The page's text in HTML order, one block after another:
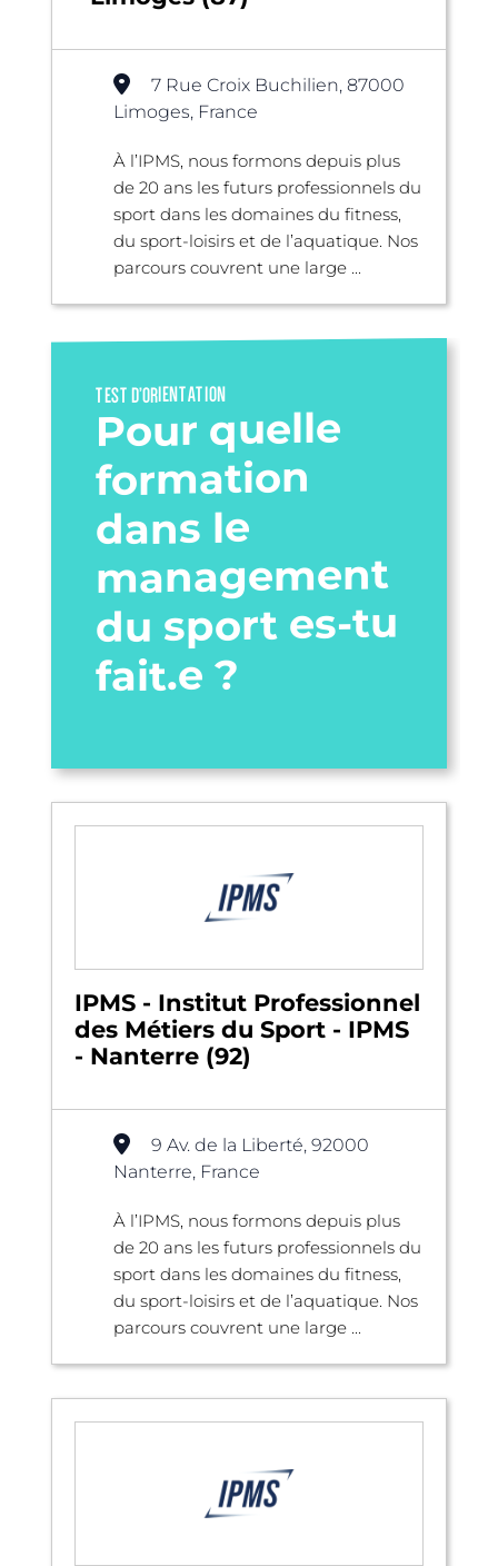
7 Rue Croix Buchilien, 87000
Limoges, France
À l’IPMS, nous formons depuis plus
de 20 ans les futurs professionnels du
sport dans les domaines du fitness,
du sport-loisirs et de l’aquatique. Nos
parcours couvrent une large ...
TEST D’ORIENTATION
Pour quelle
formation
dans le
management
du sport es-tu
fait.e ?
IPMS - Institut Professionnel
des Métiers du Sport - IPMS
- Nanterre (92)
9 Av. de la Liberté, 92000
Nanterre, France
À l’IPMS, nous formons depuis plus
de 20 ans les futurs professionnels du
sport dans les domaines du fitness,
du sport-loisirs et de l’aquatique. Nos
parcours couvrent une large ...